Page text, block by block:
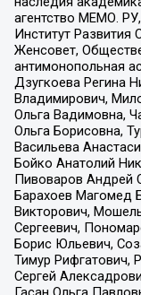
агентство МЕМО.
Институт
Женсовет,
антимонопольная
Дзугкоева Регина
Владимирович,
Ольга Вадимовна,
Ольга Борисовна,
Васильева
Бойко Анатолий
Пивоваров Андрей
Барахоев Магомед
Викторович,
Сергеевич,
Борис Юльевич,
Тимур Рифгатович,
Сергей